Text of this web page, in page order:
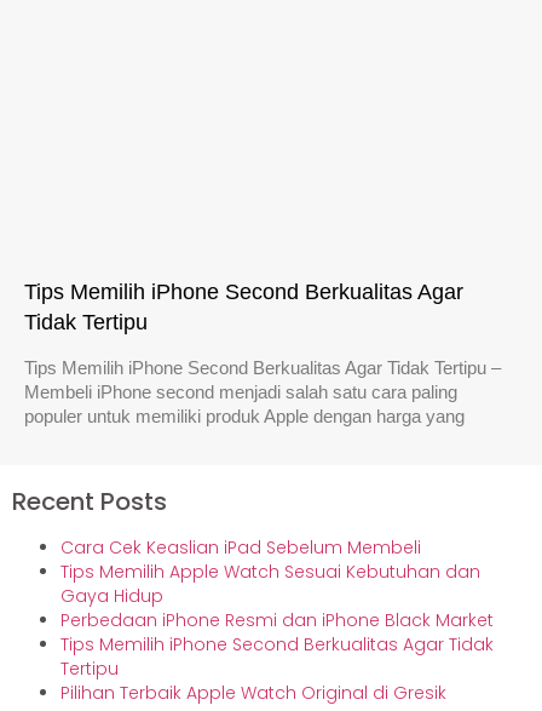
Tips Memilih iPhone Second Berkualitas Agar
Tidak Tertipu
Tips Memilih iPhone Second Berkualitas Agar Tidak Tertipu –
Membeli iPhone second menjadi salah satu cara paling
populer untuk memiliki produk Apple dengan harga yang
Recent Posts
Cara Cek Keaslian iPad Sebelum Membeli
Tips Memilih Apple Watch Sesuai Kebutuhan dan
Gaya Hidup
Perbedaan iPhone Resmi dan iPhone Black Market
Tips Memilih iPhone Second Berkualitas Agar Tidak
Tertipu
Pilihan Terbaik Apple Watch Original di Gresik